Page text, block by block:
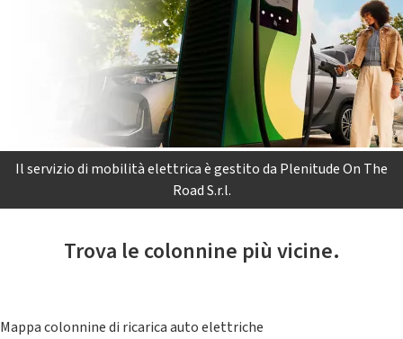
Il servizio di mobilità elettrica è gestito da Plenitude On The
Road S.r.l.
Trova le colonnine più vicine.
Mappa colonnine di ricarica auto elettriche